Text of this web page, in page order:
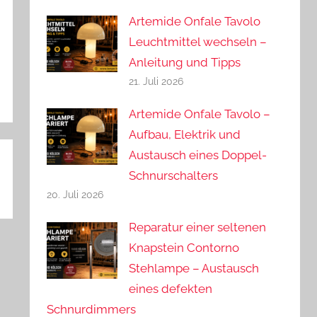
Artemide Onfale Tavolo
Leuchtmittel wechseln –
Anleitung und Tipps
21. Juli 2026
Artemide Onfale Tavolo –
Aufbau, Elektrik und
Austausch eines Doppel-
Schnurschalters
20. Juli 2026
Reparatur einer seltenen
Knapstein Contorno
Stehlampe – Austausch
eines defekten
Schnurdimmers